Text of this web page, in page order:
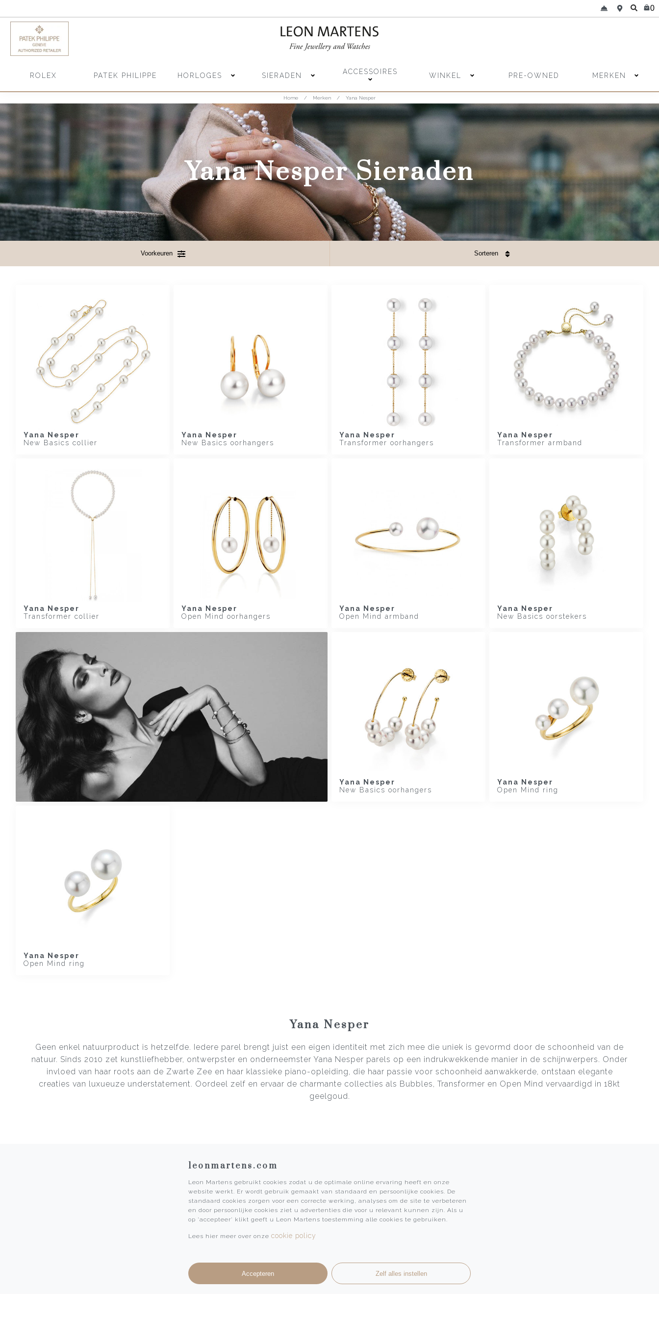
0
ROLEX PATEK PHILIPPE HORLOGES SIERADEN ACCESSOIRES WINKEL PRE-OWNED MERKEN
Home / Merken / Yana Nesper
Yana Nesper Sieraden
Voorkeuren Sorteren
Yana Nesper
New Basics collier
Yana Nesper
New Basics oorhangers
Yana Nesper
Transformer oorhangers
Yana Nesper
Transformer armband
Yana Nesper
Transformer collier
Yana Nesper
Open Mind oorhangers
Yana Nesper
Open Mind armband
Yana Nesper
New Basics oorstekers
Yana Nesper
New Basics oorhangers
Yana Nesper
Open Mind ring
Yana Nesper
Open Mind ring
Yana Nesper
Geen enkel natuurproduct is hetzelfde. Iedere parel brengt juist een eigen identiteit met zich mee die uniek is gevormd door de schoonheid van de
natuur. Sinds 2010 zet kunstliefhebber, ontwerpster en onderneemster Yana Nesper parels op een indrukwekkende manier in de schijnwerpers. Onder
invloed van haar roots aan de Zwarte Zee en haar klassieke piano-opleiding, die haar passie voor schoonheid aanwakkerde, ontstaan elegante
creaties van luxueuze understatement. Oordeel zelf en ervaar de charmante collecties als Bubbles, Transformer en Open Mind vervaardigd in 18kt
geelgoud.
Informatie
Martens Mannen
Privacy Policy
Pers
Leon Martens
leonmartens.com
Leon Martens gebruikt cookies zodat u de optimale online ervaring heeft en onze
website werkt. Er wordt gebruik gemaakt van standaard en persoonlijke cookies. De
standaard cookies zorgen voor een correcte werking, analyses om de site te verbeteren
en door persoonlijke cookies ziet u advertenties die voor u relevant kunnen zijn. Als u
op 'accepteer' klikt geeft u Leon Martens toestemming alle cookies te gebruiken.
Lees hier meer over onze cookie policy
Accepteren Zelf alles instellen